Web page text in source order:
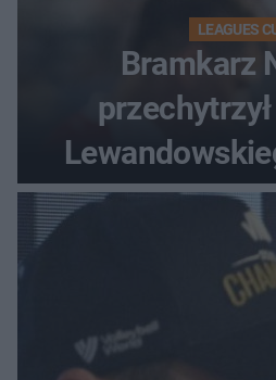
LEAGUES
Bramkarz
krąży wideo z